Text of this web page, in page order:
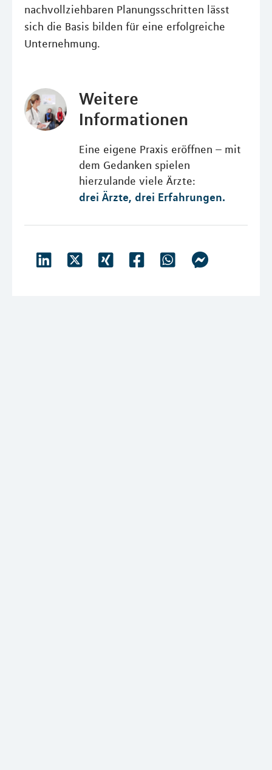
nachvollziehbaren Planungsschritten lässt
sich die Basis bilden für eine erfolgreiche
Unternehmung.
Weitere
Informationen
Eine eigene Praxis eröffnen – mit
dem Gedanken spielen
hierzulande viele Ärzte:
drei Ärzte, drei Erfahrungen.